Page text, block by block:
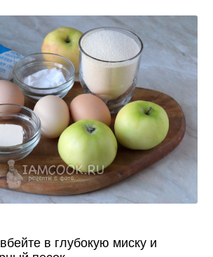
в глубокую миску и